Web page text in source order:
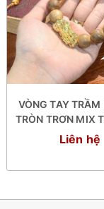
VÒNG TAY TRẦM
TRÒN TRƠN MIX
VÀNG
Liên hệ